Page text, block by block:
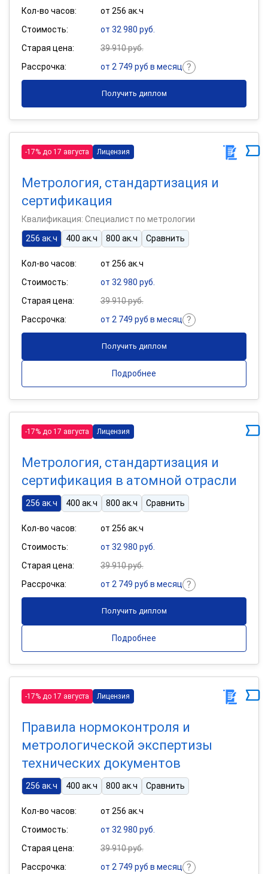
Кол-во часов:
от 256 ак.ч
Стоимость:
от 32 980 руб.
Старая цена:
39 910 руб.
Рассрочка:
от 2 749 руб в месяц
Получить диплом
-17% до 17 августа Лицензия
Метрология, стандартизация и
сертификация
Квалификация: Специалист по метрологии
256 ак.ч
400 ак.ч 800 ак.ч Сравнить
Кол-во часов:
от 256 ак.ч
Стоимость:
от 32 980 руб.
Старая цена:
39 910 руб.
Рассрочка:
от 2 749 руб в месяц
Получить диплом
Подробнее
-17% до 17 августа Лицензия
Метрология, стандартизация и
сертификация в атомной отрасли
256 ак.ч 400 ак.ч 800 ак.ч Сравнить
Кол-во часов:
от 256 ак.ч
Стоимость:
от 32 980 руб.
Старая цена:
39 910 руб.
Рассрочка:
от 2 749 руб в месяц
Получить диплом
Подробнее
-17% до 17 августа Лицензия
Правила нормоконтроля и
метрологической экспертизы
технических документов
256 ак.ч 400 ак.ч 800 ак.ч Сравнить
Кол-во часов:
от 256 ак.ч
Стоимость:
от 32 980 руб.
Старая цена:
39 910 руб.
Рассрочка:
от 2 749 руб в месяц